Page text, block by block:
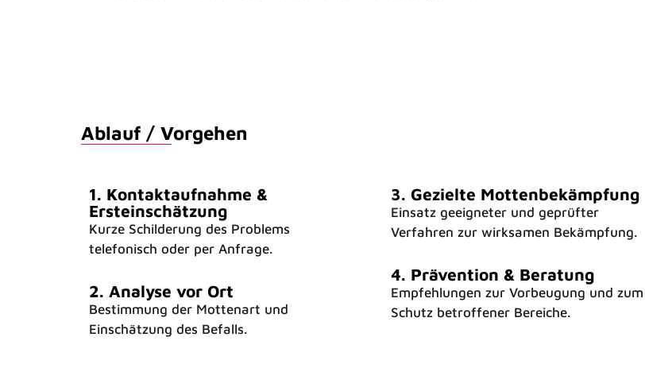
Ablauf / Vorgehen
1. Kontaktaufnahme &
Ersteinschätzung
Kurze Schilderung des Problems
telefonisch oder per Anfrage.
2. Analyse vor Ort
Bestimmung der Mottenart und
Einschätzung des Befalls.
3. Gezielte Mottenbekämpfung
Einsatz geeigneter und geprüfter
Verfahren zur wirksamen Bekämpfung.
4. Prävention & Beratung
Empfehlungen zur Vorbeugung und zum
Schutz betroffener Bereiche.